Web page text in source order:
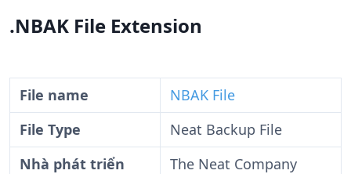
.NBAK File Extension
File name
NBAK File
File Type
Neat Backup File
Nhà phát triển
The Neat Company